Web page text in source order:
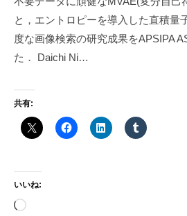
と，エントロピーを導入した直積量
度な画像検索の研究成果をAPSIPA
た． Daichi Ni…
共有:
いいね:
読